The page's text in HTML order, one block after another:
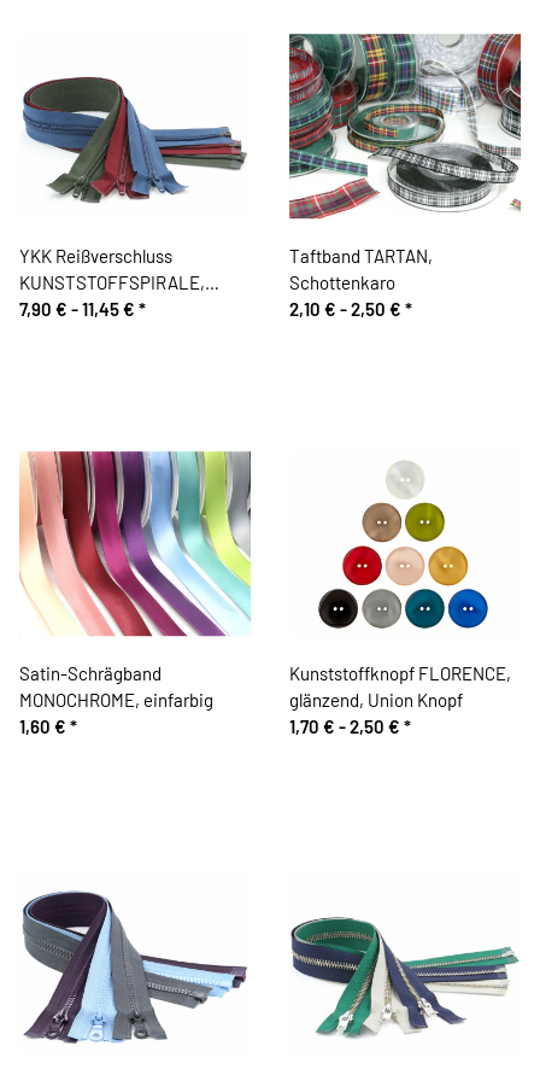
YKK Reißverschluss
KUNSTSTOFFSPIRALE,
teilbar
7,90 € -11,45 € *
Taftband TARTAN,
Schottenkaro
2,10 € -2,50 € *
Satin-Schrägband
MONOCHROME, einfarbig
1,60 € *
Kunststoffknopf FLORENCE,
glänzend, Union Knopf
1,70 € -2,50 € *